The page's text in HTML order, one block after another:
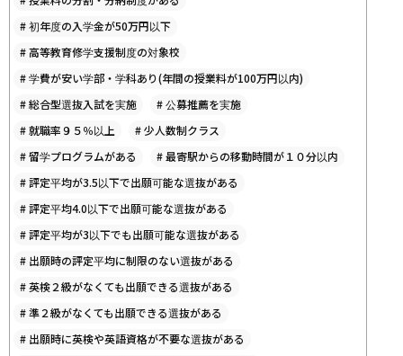
#初年度の入学金が50万円以下
#高等教育修学支援制度の対象校
#学費が安い学部・学科あり(年間の授業料が100万円以内)
#総合型選抜入試を実施 #公募推薦を実施
#就職率９５％以上 #少人数制クラス
#留学プログラムがある #最寄駅からの移動時間が１０分以内
#評定平均が3.5以下で出願可能な選抜がある
#評定平均4.0以下で出願可能な選抜がある
#評定平均が3以下でも出願可能な選抜がある
# 出願時の評定平均に制限のない選抜がある
#英検２級がなくても出願できる選抜がある
#準２級がなくても出願できる選抜がある
# 出願時に英検や英語資格が不要な選抜がある